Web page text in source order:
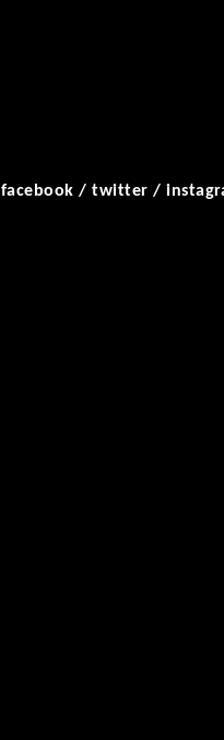
facebook /twitter /